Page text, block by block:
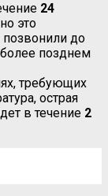
24
это
позвонили до
позднем
требующих
острая
в течение 2